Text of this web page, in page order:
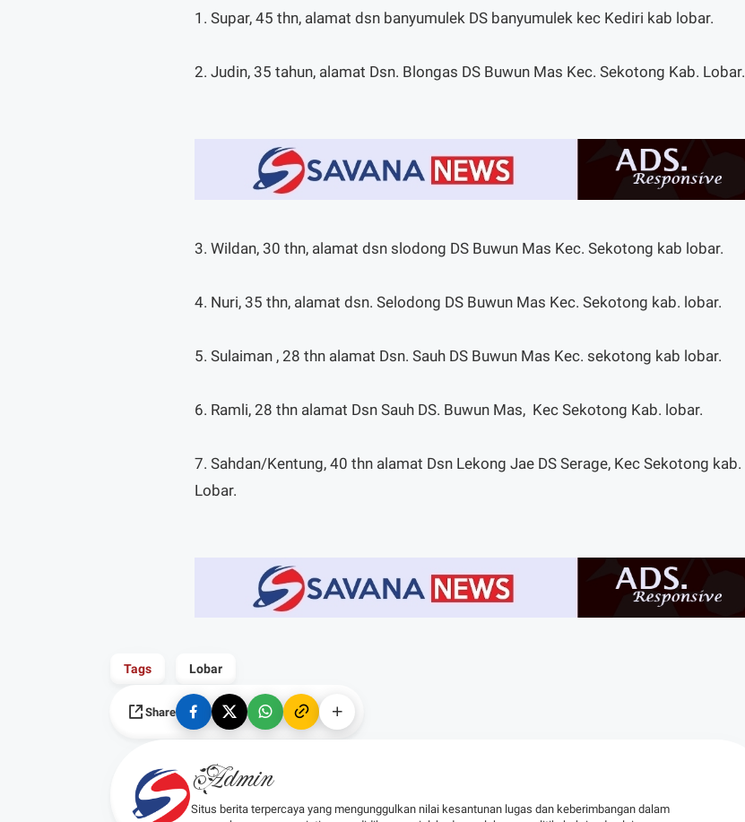
1. Supar, 45 thn, alamat dsn banyumulek DS banyumulek kec Kediri kab lobar.
2. Judin, 35 tahun, alamat Dsn. Blongas DS Buwun Mas Kec. Sekotong Kab. Lobar.
3. Wildan, 30 thn, alamat dsn slodong DS Buwun Mas Kec. Sekotong kab lobar.
4. Nuri, 35 thn, alamat dsn. Selodong DS Buwun Mas Kec. Sekotong kab. lobar.
5. Sulaiman , 28 thn alamat Dsn. Sauh DS Buwun Mas Kec. sekotong kab lobar.
6. Ramli, 28 thn alamat Dsn Sauh DS. Buwun Mas, Kec Sekotong Kab. lobar.
7. Sahdan/Kentung, 40 thn alamat Dsn Lekong Jae DS Serage, Kec Sekotong kab.
Lobar.
Tags Lobar
Share
Admin
Situs berita terpercaya yang mengunggulkan nilai kesantunan lugas dan keberimbangan dalam